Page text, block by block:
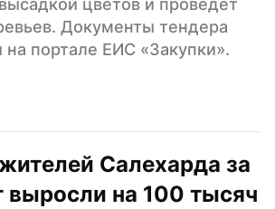
цветов и проведет
Документы тендера
на портале ЕИС «Закупки».
Салехарда за
выросли на 100 тысяч